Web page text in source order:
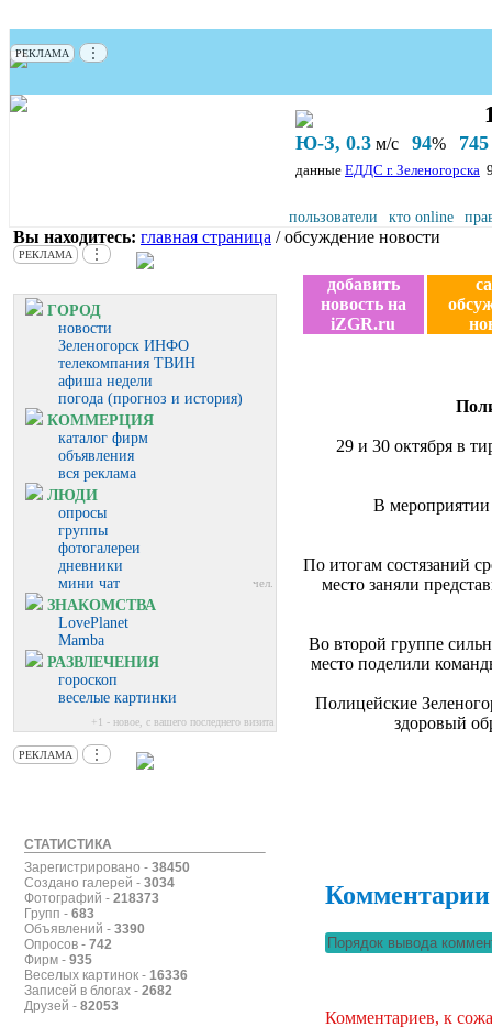
РЕКЛАМА ⋮
Ю-З, 0.3 м/с 94% 745
данные ЕДДС г. Зеленогорска
пользователи кто online
Вы находитесь: главная страница / обсуждение новости
РЕКЛАМА ⋮
ГОРОД
новости
Зеленогорск ИНФО
телекомпания ТВИН
афиша недели
погода (прогноз и история)
КОММЕРЦИЯ
каталог фирм
объявления
вся реклама
ЛЮДИ
опросы
группы
фотогалереи
дневники
мини чат
чел.
ЗНАКОМСТВА
LovePlanet
Mamba
РАЗВЛЕЧЕНИЯ
гороскоп
веселые картинки
+1 - новое, с вашего последнего визита
РЕКЛАМА ⋮
СТАТИСТИКА
Зарегистрировано - 38450
Создано галерей - 3034
Фотографий - 218373
Групп - 683
Объявлений - 3390
Опросов - 742
Фирм - 935
Веселых картинок - 16336
Записей в блогах - 2682
Друзей - 82053
добавить
новость на
iZGR.ru
29 и 30 октября в
В мероприятии
По итогам состязаний
место заняли
Во второй группе
место поделили
Полицейские
здоровый
Комментарии
Комментариев, к